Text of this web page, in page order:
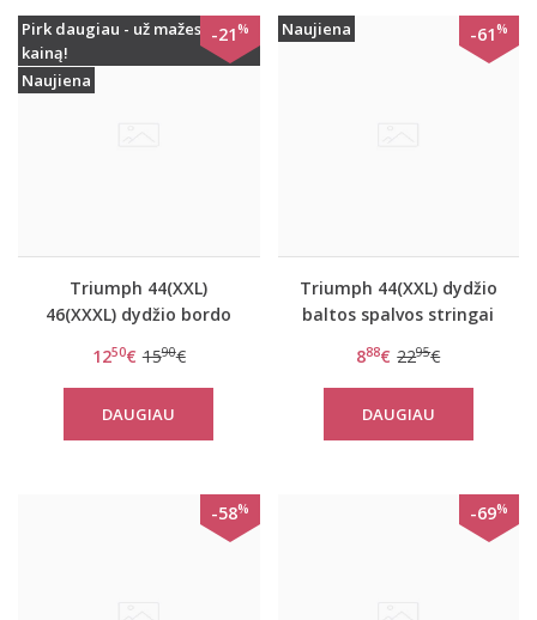
Pirk daugiau - už mažesnę
kainą!
Naujiena
-21%
Triumph 44(XXL)
46(XXXL) dydžio bordo
Full Lace-Up
1250€ 1590€
DAUGIAU
Naujiena -61%
Triumph 44(XXL) dydžio
baltos spalvos stringai
888€ 2295€
DAUGIAU
-58% -69%